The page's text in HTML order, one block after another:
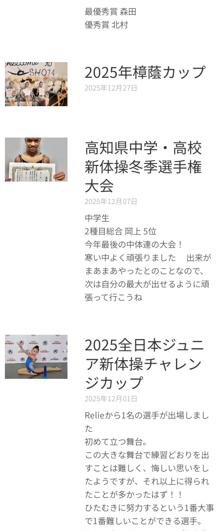
最優秀賞 森田🌟
優秀賞 北村🌟
2025年樟蔭カップ
2025年12月27日
高知県中学・高校
新体操冬季選手権
大会
2025年12月07日
中学生
2種目総合 岡上 5位✨
今年最後の中体連の大会！
寒い中よく頑張りました👏出来が
まあまあやったとのことなので、
次は自分の最大が出せるように頑
張って行こうね💪
2025全日本ジュニ
ア新体操チャレン
ジカップ
2025年12月01日
Relieから1名の選手が出場しまし
た✨
初めて立つ舞台。
この大きな舞台で練習どおりを出
すことは難しく、悔しい思いをし
たようですが、それ以上に得られ
たことが多かったはず！！
ひたむきに努力するという1番大事
で1番難しいことができる選手。